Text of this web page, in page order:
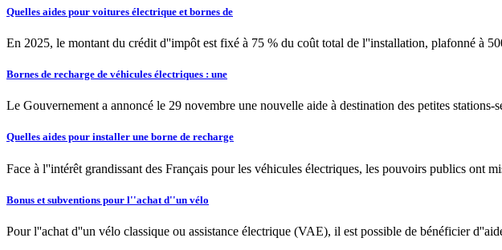
Quelles aides pour voitures électrique et bornes de
En 2025, le montant du crédit d''impôt est fixé à 75 % du coût total de l''installation, plafonné à
Bornes de recharge de véhicules électriques : une
Le Gouvernement a annoncé le 29 novembre une nouvelle aide à destination des petites stations-
Quelles aides pour installer une borne de recharge
Face à l''intérêt grandissant des Français pour les véhicules électriques, les pouvoirs publics ont
Bonus et subventions pour l''achat d''un vélo
Pour l''achat d''un vélo classique ou assistance électrique (VAE), il est possible de bénéficier